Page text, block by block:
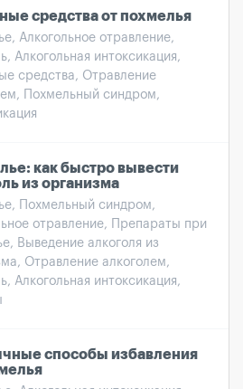
средства от похмелья
Алкогольное отравление,
Алкогольная интоксикация,
средства, Отравление
Похмельный синдром,
как быстро вывести
из организма
Похмельный синдром,
отравление, Препараты при
Выведение алкоголя из
Отравление алкоголем,
Алкогольная интоксикация,
способы избавления